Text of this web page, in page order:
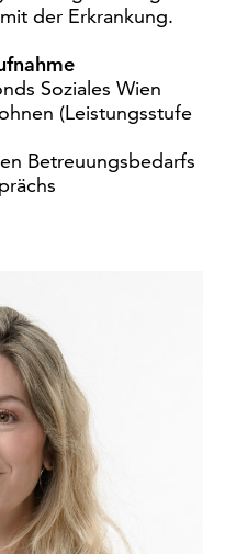
der Erkrankung.
Soziales Wien
(Leistungsstufe
Betreuungsbedarfs